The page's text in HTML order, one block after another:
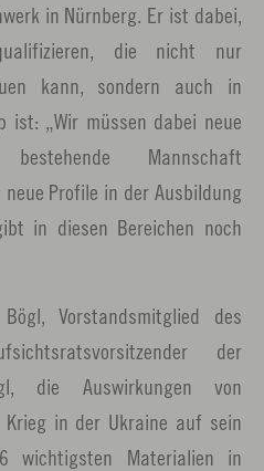
in Nürnberg. Er ist dabei,
die nicht nur
kann, sondern auch in
ist: „Wir müssen dabei neue
Mannschaft
Profile in der Ausbildung
in diesen Bereichen noch
Vorstandsmitglied des
der
die Auswirkungen von
Krieg in der Ukraine auf sein
wichtigsten Materialien in